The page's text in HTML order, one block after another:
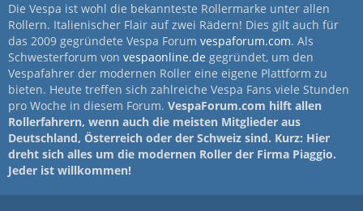
Die Vespa ist wohl die bekannteste Rollermarke unter allen
Rollern. Italienischer Flair auf zwei Rädern! Dies gilt auch für
das 2009 gegründete Vespa Forum vespaforum.com. Als
Schwesterforum von vespaonline.de gegründet, um den
Vespafahrer der modernen Roller eine eigene Plattform zu
bieten. Heute treffen sich zahlreiche Vespa Fans viele Stunden
pro Woche in diesem Forum. VespaForum.com hilft allen
Rollerfahrern, wenn auch die meisten Mitglieder aus
Deutschland, Österreich oder der Schweiz sind. Kurz: Hier
dreht sich alles um die modernen Roller der Firma Piaggio.
Jeder ist willkommen!